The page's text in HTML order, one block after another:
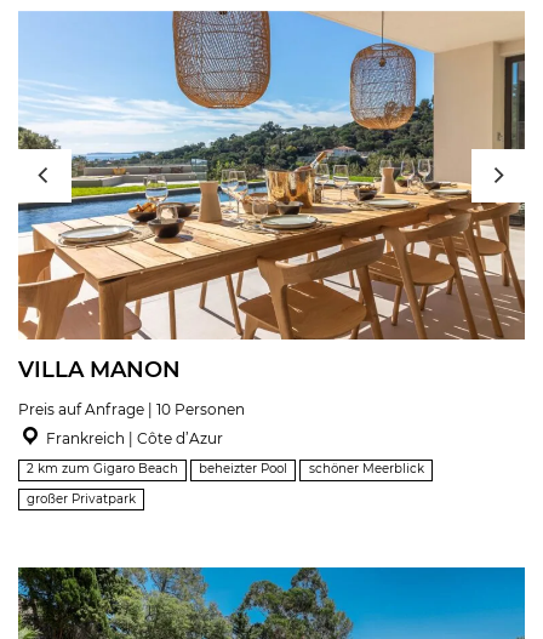
VILLA MANON
Preis auf Anfrage | 10 Personen
Frankreich | Côte d’Azur
2 km zum Gigaro Beach beheizter Pool
schöner Meerblick
großer Privatpark